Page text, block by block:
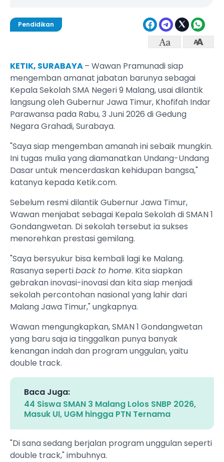
Pendidikan
KETIK, SURABAYA– Wawan Pramunadi siap
mengemban amanat jabatan barunya sebagai
Kepala Sekolah SMA Negeri 9 Malang, usai dilantik
langsung oleh Gubernur Jawa Timur, Khofifah Indar
Parawansa pada Rabu, 3 Juni 2026 di Gedung
Negara Grahadi, Surabaya.
"Saya siap mengemban amanah ini sebaik mungkin.
Ini tugas mulia yang diamanatkan Undang-Undang
Dasar untuk mencerdaskan kehidupan bangsa,"
katanya kepada Ketik.com.
Sebelum resmi dilantik Gubernur Jawa Timur,
Wawan menjabat sebagai Kepala Sekolah di SMAN 1
Gondangwetan. Di sekolah tersebut ia sukses
menorehkan prestasi gemilang.
"Saya bersyukur bisa kembali lagi ke Malang.
Rasanya sepertiback to home. Kita siapkan
gebrakan inovasi-inovasi dan kita siap menjadi
sekolah percontohan nasional yang lahir dari
Malang Jawa Timur," ungkapnya.
Wawan mengungkapkan, SMAN 1 Gondangwetan
yang baru saja ia tinggalkan punya banyak
kenangan indah dan program unggulan, yaitu
double track.
Baca Juga:
44 Siswa SMAN 3 Malang Lolos SNBP 2026,
Masuk UI, UGM hingga PTN Ternama
"Di sana sedang berjalan program unggulan seperti
double track," imbuhnya.